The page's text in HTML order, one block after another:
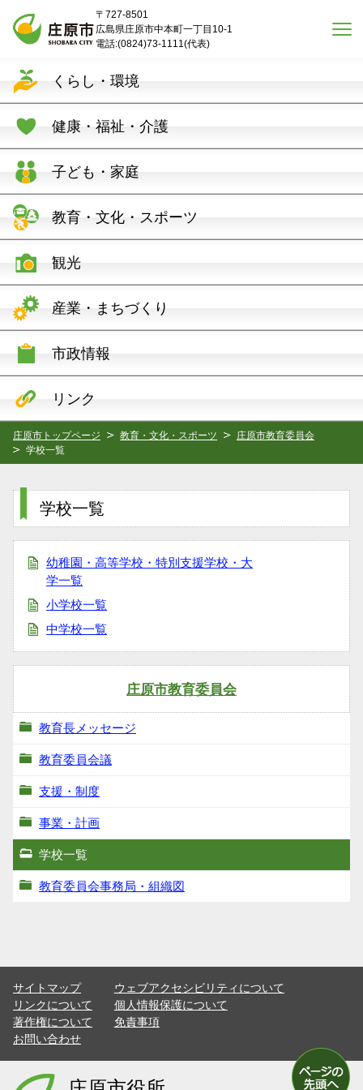
〒727-8501
広島県庄原市中本町一丁目10-1
電話:(0824)73-1111(代表)
くらし・環境
健康・福祉・介護
子ども・家庭
教育・文化・スポーツ
観光
産業・まちづくり
市政情報
リンク
庄原市トップページ 教育・文化・スポーツ
庄原市教育委員会
学校一覧
学校一覧
幼稚園・高等学校・特別支援学校・大
学一覧
小学校一覧
中学校一覧
庄原市教育委員会
教育長メッセージ
教育委員会議
支援・制度
事業・計画
学校一覧
教育委員会事務局・組織図
サイトマップ
ウェブアクセシビリティについて
リンクについて
個人情報保護について
著作権について
免責事項
お問い合わせ